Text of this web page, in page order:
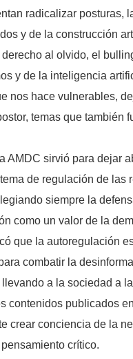
radicalizar posturas,
y de la construcción
al olvido, el
y de la inteligencia
nos hace vulnerables,
temas que también
AMDC sirvió para dejar
de regulación de las
siempre la
como un valor de la
que la autoregulación
combatir la
a la sociedad a la
contenidos publicados
crear conciencia de la
crítico.